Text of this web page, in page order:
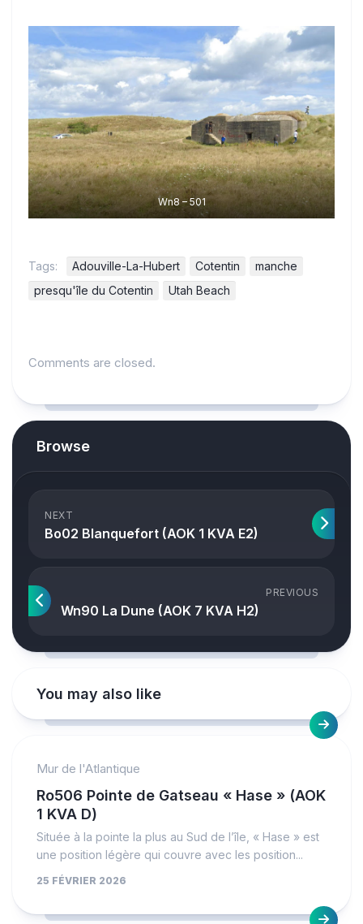
Wn8 – 501
Tags: Adouville-La-Hubert Cotentin
manche
presqu'île du Cotentin
Utah Beach
Comments are closed.
Browse
NEXT
Bo02 Blanquefort (AOK 1 KVA E2)
PREVIOUS
Wn90 La Dune (AOK 7 KVA H2)
You may also like
Mur de l'Atlantique
Ro506 Pointe de Gatseau « Hase » (AOK
1 KVA D)
Située à la pointe la plus au Sud de l’île, « Hase » est
une position légère qui couvre avec les position...
25 FÉVRIER 2026